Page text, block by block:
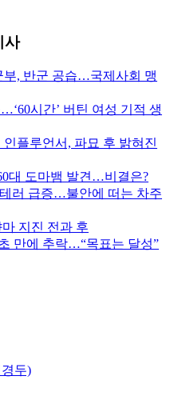
사
부, 반군 공습…국제사회 맹
시간’ 버틴 여성 기적 생
플루언서, 파묘 후 밝혀진
대 도마뱀 발견…비결은?
러 급증…불안에 떠는 차주
마 지진 전과 후
만에 추락…“목표는 달성”
두)